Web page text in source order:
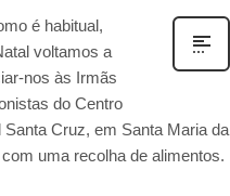
é habitual,
voltamos a
nos às Irmãs
do Centro
Santa Cruz, em Santa Maria da
uma recolha de alimentos.